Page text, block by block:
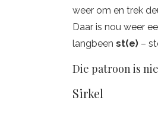
weer om en trek
Daar is nou weer
langbeen st(e) –
Die patroon is
Sirkel